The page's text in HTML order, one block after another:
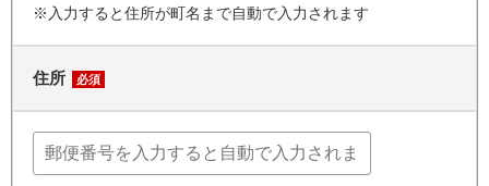
※入力すると住所が町名まで自動で入力されます
住所 必須